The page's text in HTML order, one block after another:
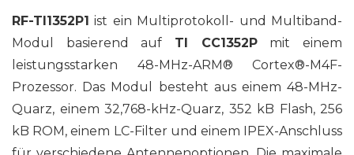
RF-TI1352P1 ist ein Multiprotokoll- und Multiband-
Modul basierend auf TI CC1352Pmit einem
leistungsstarken 48-MHz-ARM® Cortex®-M4F-
Prozessor. Das Modul besteht aus einem 48-MHz-
Quarz, einem 32,768-kHz-Quarz, 352 kB Flash, 256
kB ROM, einem LC-Filter und einem IPEX-Anschluss